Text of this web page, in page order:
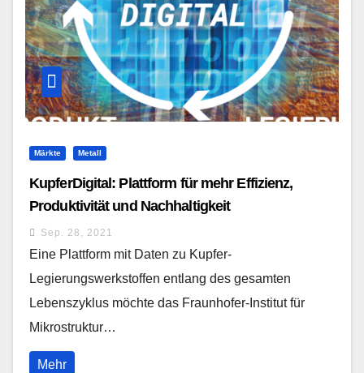
Märkte Metall
KupferDigital: Plattform für mehr Effizienz,
Produktivität und Nachhaltigkeit
Sep. 28, 2021
Eine Plattform mit Daten zu Kupfer-
Legierungswerkstoffen entlang des gesamten
Lebenszyklus möchte das Fraunhofer-Institut für
Mikrostruktur…
Mehr